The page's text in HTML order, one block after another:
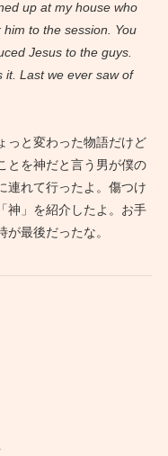
up at my house who
to the session. You
Jesus to the guys.
it. Last we ever saw of
っと変わった物語だけど
とを神だと言う男が僕の
連れて行ったよ。傷つけ
神」を紹介したよ。お手
最後だったな。